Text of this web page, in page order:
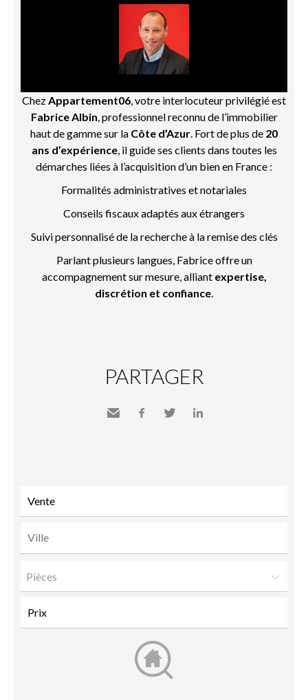
ChezAppartement06, votre interlocuteur privilégié est
Fabrice Albin, professionnel reconnu de l’immobilier
haut de gamme sur la Côte d’Azur. Fort de plus de 20
ans d’expérience, il guide ses clients dans toutes les
démarches liées à l’acquisition d’un bien en France :
Formalités administratives et notariales
Conseils fiscaux adaptés aux étrangers
Suivi personnalisé de la recherche à la remise des clés
Parlant plusieurs langues, Fabrice offre un
accompagnement sur mesure, alliant expertise,
discrétion et confiance.
PARTAGER
Pièces